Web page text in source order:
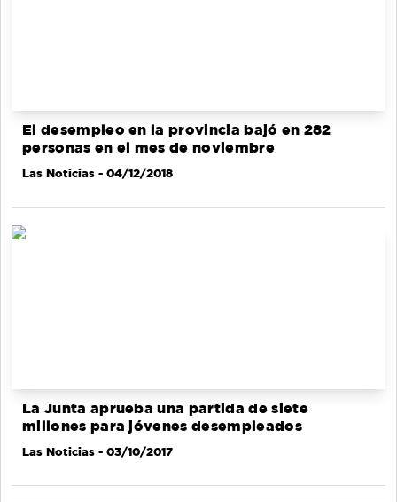
El desempleo en la provincia bajó en 282
personas en el mes de noviembre
Las Noticias - 04/12/2018
La Junta aprueba una partida de siete
millones para jóvenes desempleados
Las Noticias - 03/10/2017